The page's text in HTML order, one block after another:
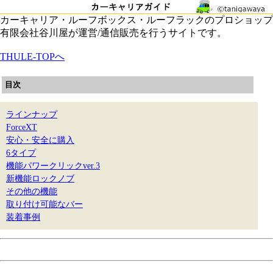
カーキャリア・ルーフボックス・ルーフラックのプロショップ
有限会社谷川屋が運営/通信販売を行うサイトです。
THULE-TOPへ
目次
ラインナップ
ForceXT
安心・安全に購入
6タイプ
機能パワークリックver.3
新機能ロックノブ
その他の機能
取り付け可能なバー
装着事例